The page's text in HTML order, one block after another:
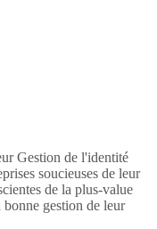
Gestion de l'identité
soucieuses de leur
de la plus-value
gestion de leur